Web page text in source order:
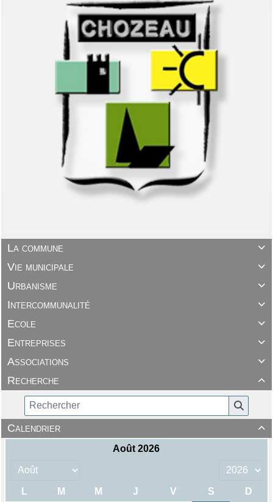

La commune

Vie municipale

Urbanisme

Intercommunalité

Ecole

Entreprises

Associations

Recherche

Calendrier